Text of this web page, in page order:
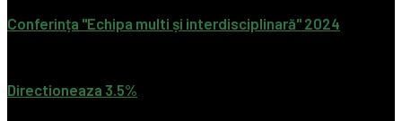
Conferința "Echipa multi și interdisciplinară" 2024
Directioneaza 3.5%